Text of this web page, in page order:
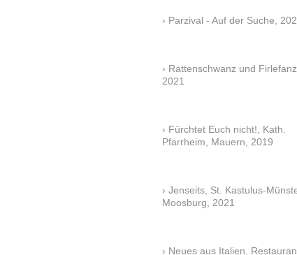
Parzival - Auf der Suche,
Rattenschwanz und
2021
Fürchtet Euch nicht!, Kath.
Pfarrheim, Mauern, 2019
Jenseits, St. Kastulus-
Moosburg, 2021
Neues aus Italien,